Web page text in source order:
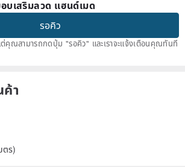
บเสริมลวด แฮนด์เมด
รอคิว
คุณสามารถกดปุ่ม "รอคิว" และเราจะแจ้งเตือนคุณทันที
า
ตร)